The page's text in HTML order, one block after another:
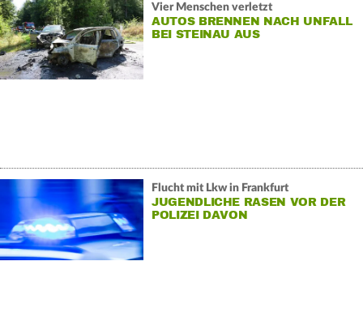
Vier Menschen verletzt
AUTOS BRENNEN NACH UNFALL
BEI STEINAU AUS
Flucht mit Lkw in Frankfurt
JUGENDLICHE RASEN VOR DER
POLIZEI DAVON